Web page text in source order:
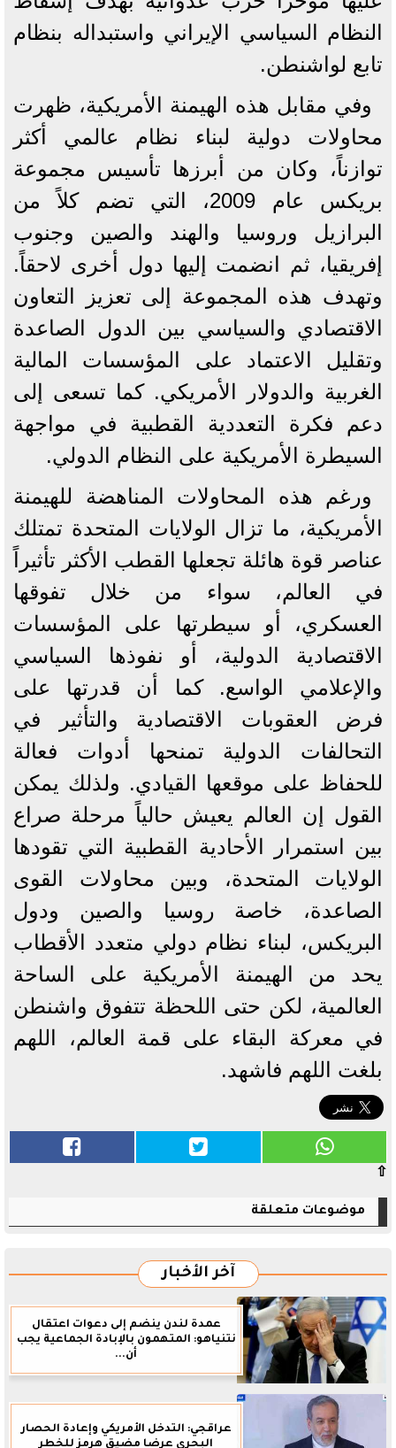
النظام السياسي الإيراني واستبداله بنظام
تابع لواشنطن.
وفي مقابل هذه الهيمنة الأمريكية، ظهرت
محاولات دولية لبناء نظام عالمي أكثر
توازناً، وكان من أبرزها تأسيس مجموعة
بريكس عام 2009، التي تضم كلاً من
البرازيل وروسيا والهند والصين وجنوب
إفريقيا، ثم انضمت إليها دول أخرى لاحقاً.
وتهدف هذه المجموعة إلى تعزيز التعاون
الاقتصادي والسياسي بين الدول الصاعدة
وتقليل الاعتماد على المؤسسات المالية
الغربية والدولار الأمريكي. كما تسعى إلى
دعم فكرة التعددية القطبية في مواجهة
السيطرة الأمريكية على النظام الدولي.
ورغم هذه المحاولات المناهضة للهيمنة
الأمريكية، ما تزال الولايات المتحدة تمتلك
عناصر قوة هائلة تجعلها القطب الأكثر تأثيراً
في العالم، سواء من خلال تفوقها
العسكري، أو سيطرتها على المؤسسات
الاقتصادية الدولية، أو نفوذها السياسي
والإعلامي الواسع. كما أن قدرتها على
فرض العقوبات الاقتصادية والتأثير في
التحالفات الدولية تمنحها أدوات فعالة
للحفاظ على موقعها القيادي. ولذلك يمكن
القول إن العالم يعيش حالياً مرحلة صراع
بين استمرار الأحادية القطبية التي تقودها
الولايات المتحدة، وبين محاولات القوى
الصاعدة، خاصة روسيا والصين ودول
البريكس، لبناء نظام دولي متعدد الأقطاب
يحد من الهيمنة الأمريكية على الساحة
العالمية، لكن حتى اللحظة تتفوق واشنطن
في معركة البقاء على قمة العالم، اللهم
بلغت اللهم فاشهد.
⇧
موضوعات متعلقة
آخر الأخبار
عمدة لندن ينضم إلى دعوات اعتقال
نتنياهو: المتهمون بالإبادة الجماعية يجب
أن...
عراقجي: التدخل الأمريكي وإعادة الحصار
البحري عرضا مضيق هرمز للخطر